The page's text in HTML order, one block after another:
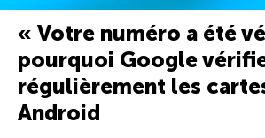
« Votre numéro a été
pourquoi Google
régulièrement les
Android